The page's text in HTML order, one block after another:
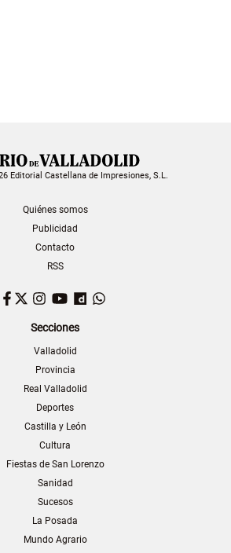
Editorial Castellana de Impresiones, S.L.
Quiénes somos
Publicidad
Contacto
RSS
Facebook
TwitterInstagram
YouTubeDailymotion
Secciones
Valladolid
Provincia
Real Valladolid
Deportes
Castilla y León
Cultura
Fiestas de San Lorenzo
Sanidad
Sucesos
La Posada
Mundo Agrario